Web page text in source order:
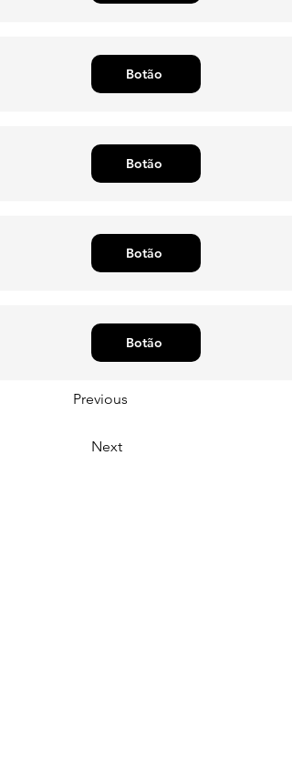
Botão
Botão
Botão
Botão
Previous
Next